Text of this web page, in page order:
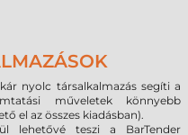
nyolc társalkalmazás segíti a
műveletek könnyebb
el az összes kiadásban).
lehetővé teszi a BarTender